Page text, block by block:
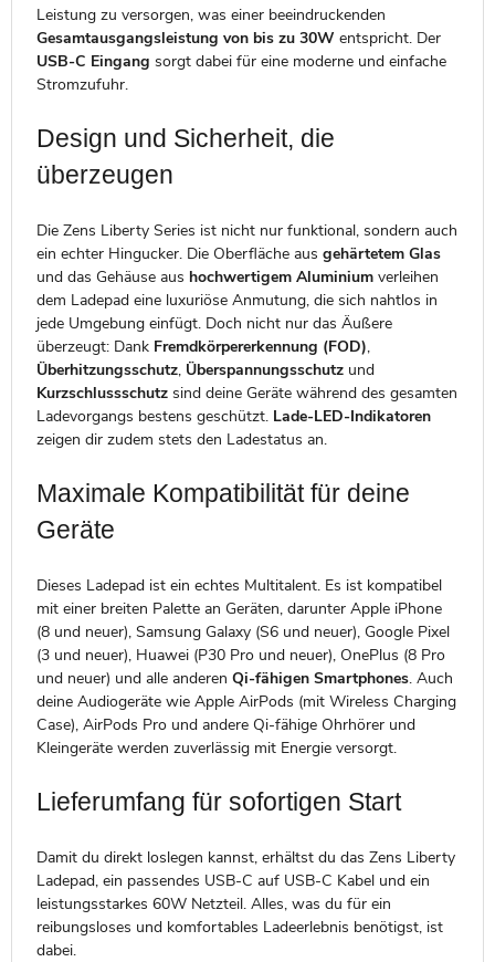
Leistung zu versorgen, was einer beeindruckenden
Gesamtausgangsleistung von bis zu 30W entspricht. Der
USB-C Eingang sorgt dabei für eine moderne und einfache
Stromzufuhr.
Design und Sicherheit, die
überzeugen
Die Zens Liberty Series ist nicht nur funktional, sondern auch
ein echter Hingucker. Die Oberfläche aus gehärtetem Glas
und das Gehäuse aus hochwertigem Aluminiumverleihen
dem Ladepad eine luxuriöse Anmutung, die sich nahtlos in
jede Umgebung einfügt. Doch nicht nur das Äußere
überzeugt: Dank Fremdkörpererkennung (FOD),
Überhitzungsschutz, Überspannungsschutzund
Kurzschlussschutzsind deine Geräte während des gesamten
Ladevorgangs bestens geschützt. Lade-LED-Indikatoren
zeigen dir zudem stets den Ladestatus an.
Maximale Kompatibilität für deine
Geräte
Dieses Ladepad ist ein echtes Multitalent. Es ist kompatibel
mit einer breiten Palette an Geräten, darunter Apple iPhone
(8 und neuer), Samsung Galaxy (S6 und neuer), Google Pixel
(3 und neuer), Huawei (P30 Pro und neuer), OnePlus (8 Pro
und neuer) und alle anderen Qi-fähigen Smartphones. Auch
deine Audiogeräte wie Apple AirPods (mit Wireless Charging
Case), AirPods Pro und andere Qi-fähige Ohrhörer und
Kleingeräte werden zuverlässig mit Energie versorgt.
Lieferumfang für sofortigen Start
Damit du direkt loslegen kannst, erhältst du das Zens Liberty
Ladepad, ein passendes USB-C auf USB-C Kabel und ein
leistungsstarkes 60W Netzteil. Alles, was du für ein
reibungsloses und komfortables Ladeerlebnis benötigst, ist
dabei.